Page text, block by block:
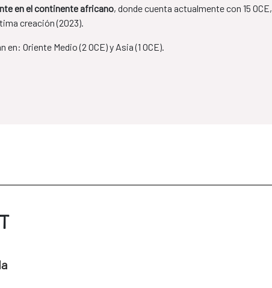
en el continente africano, donde cuenta actualmente con 15
creación (2023).
Oriente Medio (2 OCE) y Asia (1 OCE).